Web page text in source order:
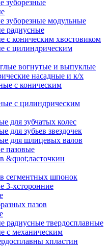
зуборезные
зуборезные модульные
радиусные
с коническим хвостовиком
с цилиндрическим
вогнутые и выпуклые
насадные и к/х
с коническим
с цилиндрическим
для зубчатых колес
для зубьев звездочек
для шлицевых валов
пазовые
&quot;ласточкин
сегментных шпонок
3-хсторонние
пазов
радиусные твердосплавные
с механическим
хпластин